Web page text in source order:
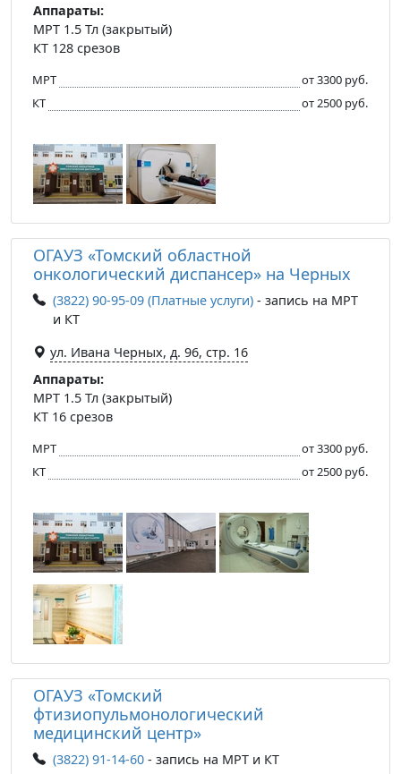
Аппараты:
МРТ 1.5 Тл (закрытый)
КТ 128 срезов
МРТ
от 3300 руб.
КТ
от 2500 руб.
ОГАУЗ «Томский областной
онкологический диспансер» на Черных
(3822) 90-95-09 (Платные услуги) - запись на МРТ
и КТ
ул. Ивана Черных, д. 96, стр. 16
Аппараты:
МРТ 1.5 Тл (закрытый)
КТ 16 срезов
МРТ
от 3300 руб.
КТ
от 2500 руб.
ОГАУЗ «Томский
фтизиопульмонологический
медицинский центр»
(3822) 91-14-60 - запись на МРТ и КТ